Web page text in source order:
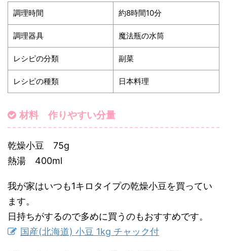
調理時間 約8時間10分
調理器具 魔法瓶の水筒
レシピの分類 副菜
レシピの種類 日本料理
材料 作りやすい分量
乾燥小豆 75g
熱湯 400ml
我が家はいつも1キロタイプの乾燥小豆を買ってい
ます。
日持ちがするので多めに買うのもおすすめです。
国産(北海道) 小豆 1kg チャック付